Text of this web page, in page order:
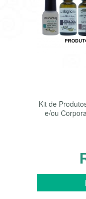
Kit de
e/ou